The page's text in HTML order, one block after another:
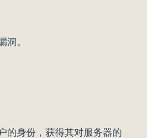
洞。
的身份，获得其对服务器的